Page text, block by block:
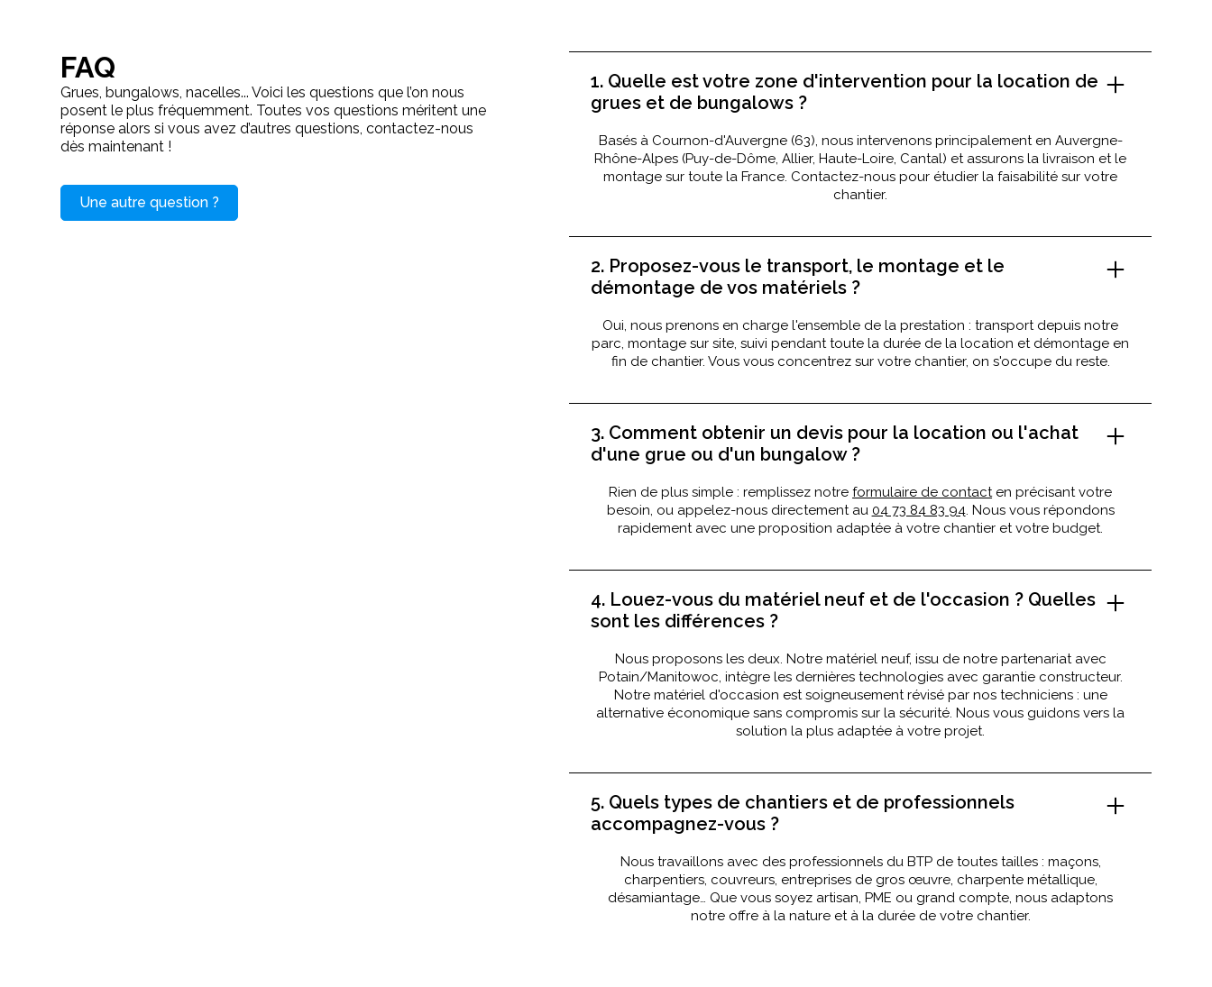
FAQ
Grues, bungalows, nacelles... Voici les questions que l’on nous
posent le plus fréquemment. Toutes vos questions méritent une
réponse alors si vous avez d’autres questions, contactez-nous
dès maintenant !
Une autre question ?
1. Quelle est votre zone d'intervention pour la location de
grues et de bungalows ?
Basés à Cournon-d'Auvergne (63), nous intervenons principalement en Auvergne-
Rhône-Alpes (Puy-de-Dôme, Allier, Haute-Loire, Cantal) et assurons la livraison et le
montage sur toute la France. Contactez-nous pour étudier la faisabilité sur votre
chantier.
2. Proposez-vous le transport, le montage et le
démontage de vos matériels ?
Oui, nous prenons en charge l'ensemble de la prestation : transport depuis notre
parc, montage sur site, suivi pendant toute la durée de la location et démontage en
fin de chantier. Vous vous concentrez sur votre chantier, on s'occupe du reste.
3. Comment obtenir un devis pour la location ou l'achat
d'une grue ou d'un bungalow ?
Rien de plus simple : remplissez notreformulaire de contacten précisant votre
besoin, ou appelez-nous directement au 04 73 84 83 94. Nous vous répondons
rapidement avec une proposition adaptée à votre chantier et votre budget.
4. Louez-vous du matériel neuf et de l'occasion ? Quelles
sont les différences ?
Nous proposons les deux. Notre matériel neuf, issu de notre partenariat avec
Potain/Manitowoc, intègre les dernières technologies avec garantie constructeur.
Notre matériel d'occasion est soigneusement révisé par nos techniciens : une
alternative économique sans compromis sur la sécurité. Nous vous guidons vers la
solution la plus adaptée à votre projet.
5. Quels types de chantiers et de professionnels
accompagnez-vous ?
Nous travaillons avec des professionnels du BTP de toutes tailles : maçons,
charpentiers, couvreurs, entreprises de gros œuvre, charpente métallique,
désamiantage… Que vous soyez artisan, PME ou grand compte, nous adaptons
notre offre à la nature et à la durée de votre chantier.